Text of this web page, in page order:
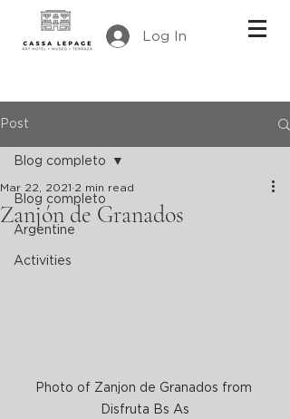
Log In
Post
Blog completo
Argentine
Activities
Blog completo
Zanjón de Granados
Mar 22, 2021 2 min read
Photo of Zanjon de Granados from
Disfruta Bs As